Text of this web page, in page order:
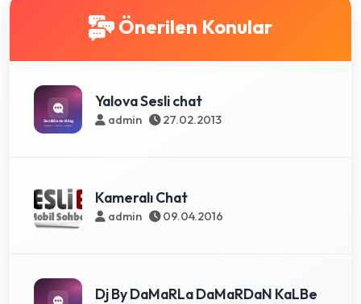
Önerilen Konular
Yalova Sesli chat
admin 27.02.2013
Kameralı Chat
admin 09.04.2016
Dj By DaMaRLa DaMaRDaN KaLBe